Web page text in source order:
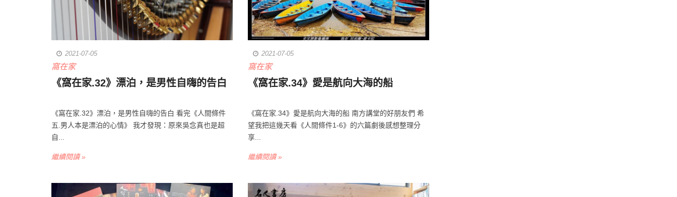
2021-07-05
窩在家
《窩在家.32》漂泊，是男性自嗨的告白
《窩在家.32》漂泊，是男性自嗨的告白 看完《人間條件
五.男人本是漂泊的心情》 我才發現：原來吳念真也是超
自...
繼續閱讀 »
2021-07-05
窩在家
《窩在家.34》愛是航向大海的船
《窩在家.34》愛是航向大海的船 南方講堂的好朋友們 希
望我把這幾天看《人間條件1-6》的六篇劇後感想整理分
享...
繼續閱讀 »